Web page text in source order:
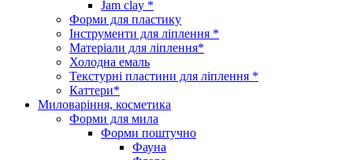
Jam clay *
Форми для пластику
Інструменти для ліплення *
Матеріали для ліплення*
Холодна емаль
Текстурні пластини для ліплення *
Каттери*
Миловаріння, косметика
Форми для мила
Форми поштучно
Фауна